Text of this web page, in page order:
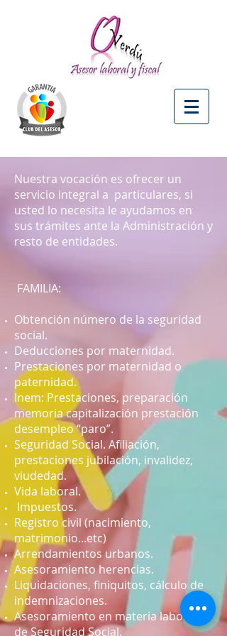
Nuestra vocación es ofrecer un
servicio integral a particulares, si
usted lo necesita le ayudamos en
sus trámites ante la Administración y
resto de entidades.
FAMILIA:
Obtención número de la seguridad
social.
Deducciones por maternidad.
Prestaciones por maternidad o
paternidad.
Inem: Prestaciones, preparación
memoria capitalización prestación
desempleo “paro”.
Seguridad Social. Afiliación,
prestaciones jubilación, invalidez,
viudedad.
Vida laboral.
Impuestos.
Registro civil (nacimiento,
matrimonio...etc)
Arrendamientos urbanos.
Asesoramiento herencias.
Liquidaciones, finiquitos, cálculo de
indemnizaciones.
Asesoramiento en materia laboral y
de Seguridad Social.